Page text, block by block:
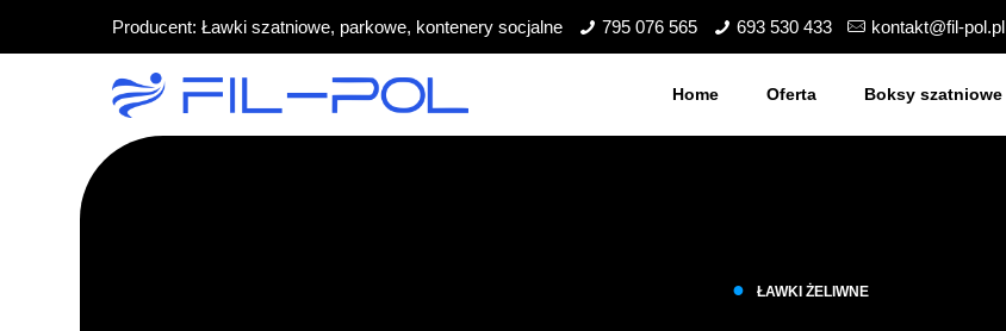
Producent: Ławki szatniowe, parkowe, kontenery socjalne 795 076 565 693 530 433 kontakt@fil-pol.pl
Home Oferta Boksy szatniowe
● ŁAWKI ŻELIWNE